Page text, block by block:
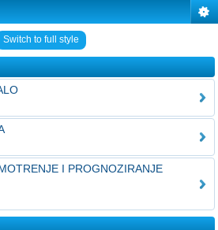
Switch to full style
I PROGNOZIRANJE